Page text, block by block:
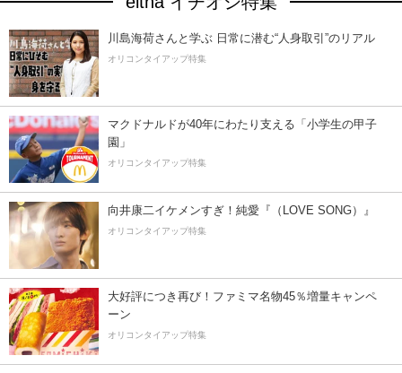
川島海荷さんと学ぶ 日常に潜む“人身取引”のリアル
オリコンタイアップ特集
マクドナルドが40年にわたり支える「小学生の甲子
園」
オリコンタイアップ特集
向井康二イケメンすぎ！純愛『（LOVE SONG）』
オリコンタイアップ特集
大好評につき再び！ファミマ名物45％増量キャンペ
ーン
オリコンタイアップ特集